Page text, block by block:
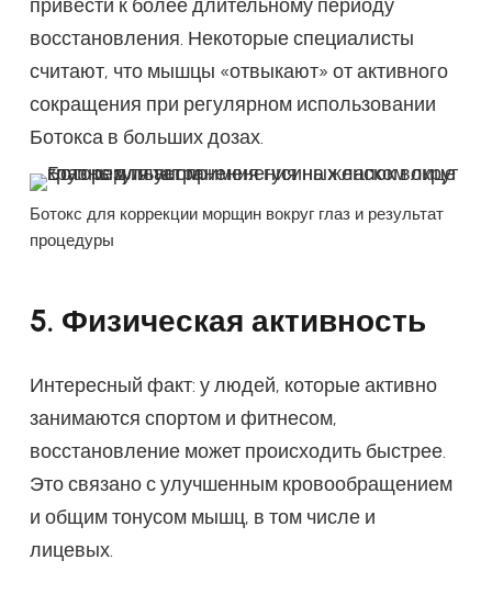
привести к более длительному периоду
восстановления. Некоторые специалисты
считают, что мышцы «отвыкают» от активного
сокращения при регулярном использовании
Ботокса в больших дозах.
Ботокс для коррекции морщин вокруг глаз и результат
процедуры
5. Физическая активность
Интересный факт: у людей, которые активно
занимаются спортом и фитнесом,
восстановление может происходить быстрее.
Это связано с улучшенным кровообращением
и общим тонусом мышц, в том числе и
лицевых.